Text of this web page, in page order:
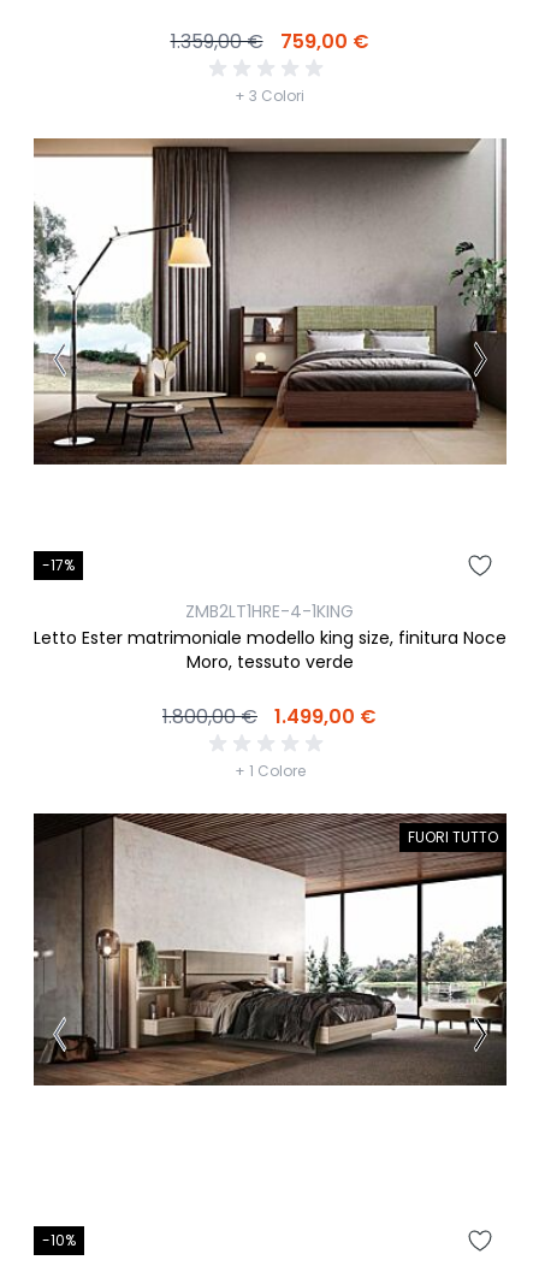
1.359,00 € 759,00 €
+ 3 Colori
-17%
ZMB2LT1HRE-4-1KING
Letto Ester matrimoniale modello king size, finitura Noce
Moro, tessuto verde
1.800,00 € 1.499,00 €
+ 1 Colore
FUORI TUTTO
-10%